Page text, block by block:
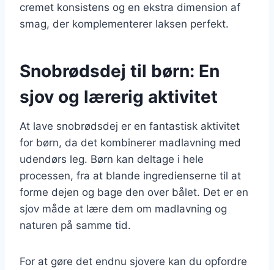
cremet konsistens og en ekstra dimension af
smag, der komplementerer laksen perfekt.
Snobrødsdej til børn: En
sjov og lærerig aktivitet
At lave snobrødsdej er en fantastisk aktivitet
for børn, da det kombinerer madlavning med
udendørs leg. Børn kan deltage i hele
processen, fra at blande ingredienserne til at
forme dejen og bage den over bålet. Det er en
sjov måde at lære dem om madlavning og
naturen på samme tid.
For at gøre det endnu sjovere kan du opfordre